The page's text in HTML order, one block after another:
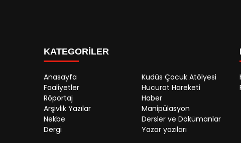
KATEGORİLER
Anasayfa
Kudüs Çocuk Atölyesi
Faaliyetler
Hucurat Hareketi
Röportaj
Haber
Arşivlik Yazılar
Manipülasyon
Nekbe
Dersler ve Dökümanlar
Dergi
Yazar yazıları